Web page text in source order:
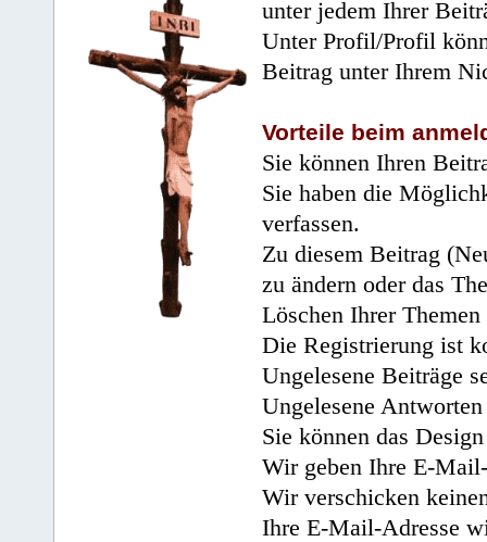
unter jedem Ihrer
Unter Profil/Profil
Beitrag unter Ihrem
Vorteile beim
Sie können Ihren
Sie haben die
verfassen.
Zu diesem Beitrag
zu ändern oder das
Löschen Ihrer
Die Registrierung ist
Ungelesene Beiträge
Ungelesene
Sie können das
Wir geben Ihre E-
Wir verschicken
Ihre E-Mail-Adresse